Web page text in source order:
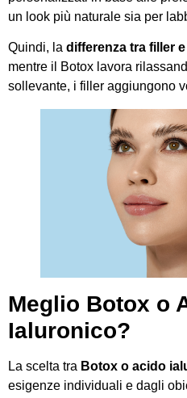
un look più naturale sia per
Quindi, la differenza tra filler
mentre il Botox lavora
sollevante, i filler aggiungono
Meglio Botox o
Ialuronico?
La scelta tra Botox o acido
esigenze individuali e dagli